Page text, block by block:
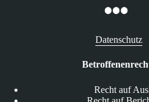
Datenschutz
Recht auf